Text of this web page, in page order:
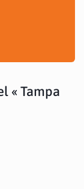
« Tampa